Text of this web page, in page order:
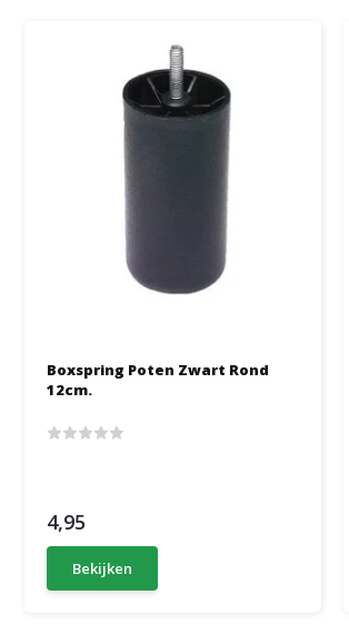
Boxspring Poten Zwart Rond
12cm.
4,95
Bekijken